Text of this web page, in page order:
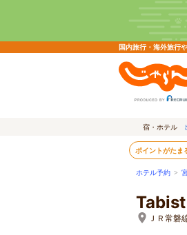
国内旅行・海外旅行
宿・ホテル
ポイントがたま
ホテル予約 >
ＪＲ常磐